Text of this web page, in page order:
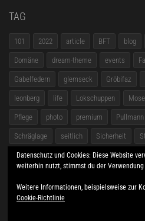
TAG
101 2022 article BFT blog
Domäne dream-theme events
Gabelfedern glemseck Gröbifaz
leonberg life Lokschuppen Mosel
Pflege photo premium Pullmann
Schräglage seitlich Sicherheit
themeforest Treffen Triumph
Datenschutz und Cookies: Diese Website
weiterhin nutzt, stimmst du der Verwendung
Weitere Informationen, beispielsweise zur
Cookie-Richtlinie